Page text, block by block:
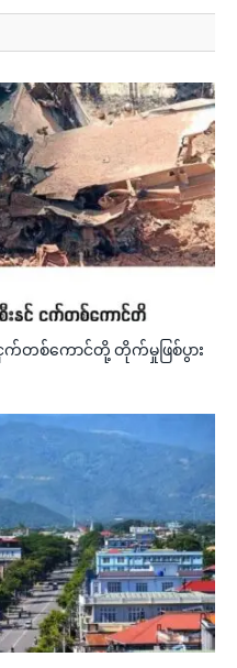
တစ်ကောင်တို့ တိုက်မှုဖြစ်ပွား